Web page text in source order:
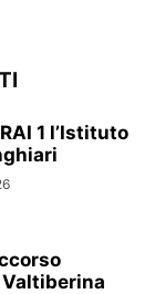
1 l’Istituto
Valtiberina